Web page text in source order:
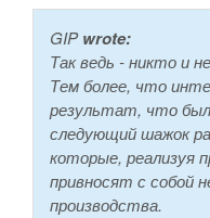
GIPwrote:
Так ведь - никто и
Тем более, что
результат, что был
следующий шажок
которые, реализуя
привносят с собой
производства.